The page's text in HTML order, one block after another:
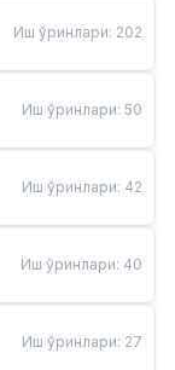
Иш ўринлари: 202
Иш ўринлари: 50
Иш ўринлари: 42
Иш ўринлари: 40
Иш ўринлари: 27